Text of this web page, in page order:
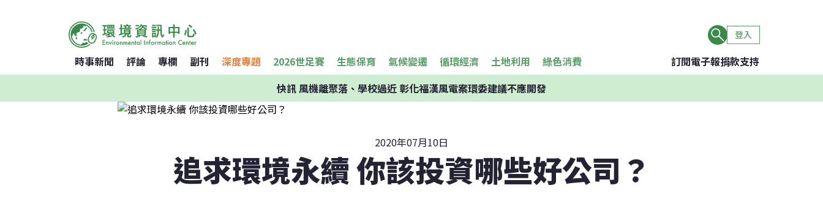
登入
時事新聞 評論 專欄 副刊 深度專題 2026世足賽 生態保育 氣候變遷 循環經濟 土地利用 綠色消費 訂閱電子報捐款支持
快訊風機離聚落、學校過近 彰化福漢風電案環委建議不應開發
2020年07月10日
追求環境永續 你該投資哪些好公司？